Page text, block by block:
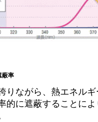
蔽率
りながら、熱エネル
的に遮蔽することに